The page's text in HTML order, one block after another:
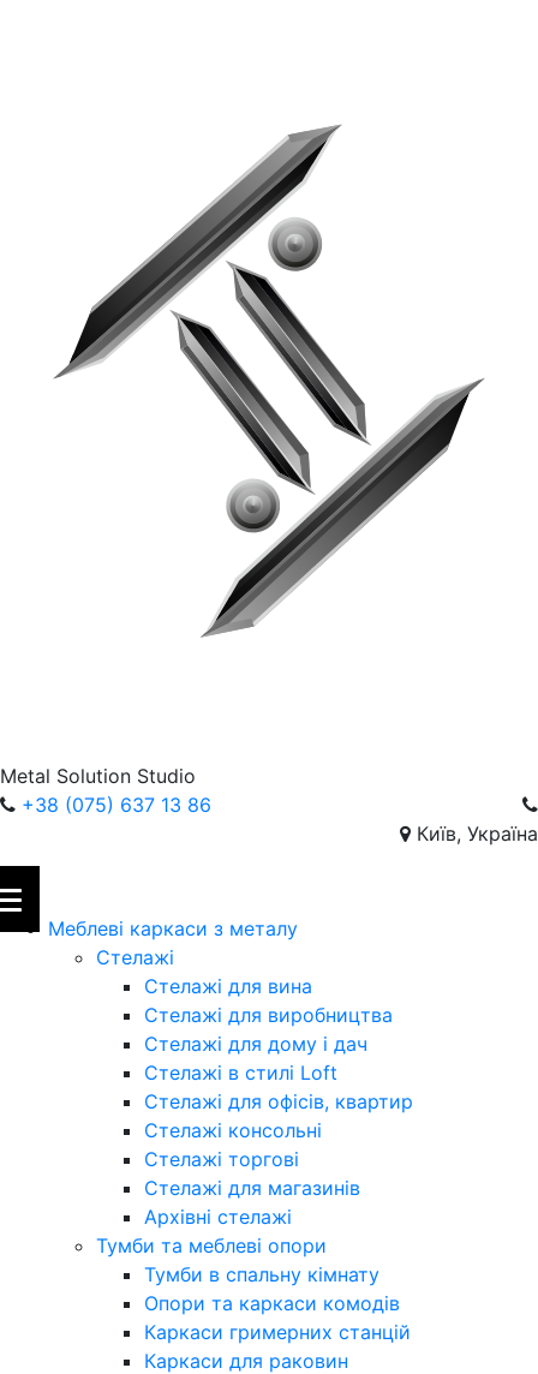
Metal Solution Studio
+38 (075) 637 13 86
Київ, Україна
Меблеві каркаси з металу
Стелажі
Стелажі для вина
Стелажі для виробництва
Стелажі для дому і дач
Стелажі в стилі Loft
Стелажі для офісів, квартир
Стелажі консольні
Стелажі торгові
Стелажі для магазинів
Архівні стелажі
Тумби та меблеві опори
Тумби в спальну кімнату
Опори та каркаси комодів
Каркаси гримерних станцій
Каркаси для раковин